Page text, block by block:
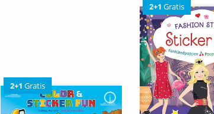
2+1 Gratis
2+1 Gratis